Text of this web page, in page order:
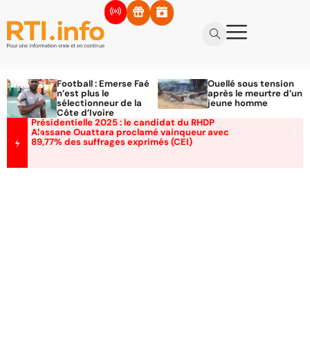
Football : Emerse Faé
n’est plus le
sélectionneur de la
Côte d’Ivoire
Ouellé sous tension
après le meurtre d’un
jeune homme
Présidentielle 2025 : le candidat du RHDP
Alassane Ouattara proclamé vainqueur avec
89,77% des suffrages exprimés (CEI)